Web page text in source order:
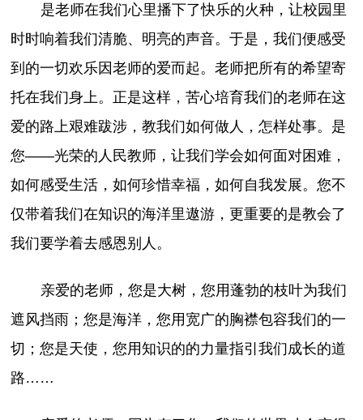
是老师在我们心里播下了快乐的火种，让校园里
时时响着我们清脆、明亮的声音。于是，我们便感受
到的一切欢乐因老师的爱而起。老师把所有的希望寄
托在我们身上。正是这样，苦心培育我们的老师在这
爱的路上艰难跋涉，教我们如何做人，怎样处事。是
您——光荣的人民教师，让我们学会如何面对困难，
如何感受生活，如何珍惜幸福，如何自我发展。您不
仅带着我们在知识的海洋里遨游，更重要的是教会了
我们要学着去感恩别人。
亲爱的老师，您是大树，您用蓬勃的枝叶为我们
遮风挡雨；您是海洋，您用宽广的胸襟包容我们的一
切；您是天使，您用知识的的力量指引我们成长的道
路……